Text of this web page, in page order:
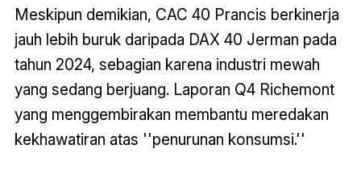
Meskipun demikian, CAC 40 Prancis berkinerja
jauh lebih buruk daripada DAX 40 Jerman pada
tahun 2024, sebagian karena industri mewah
yang sedang berjuang. Laporan Q4 Richemont
yang menggembirakan membantu meredakan
kekhawatiran atas ''penurunan konsumsi.''